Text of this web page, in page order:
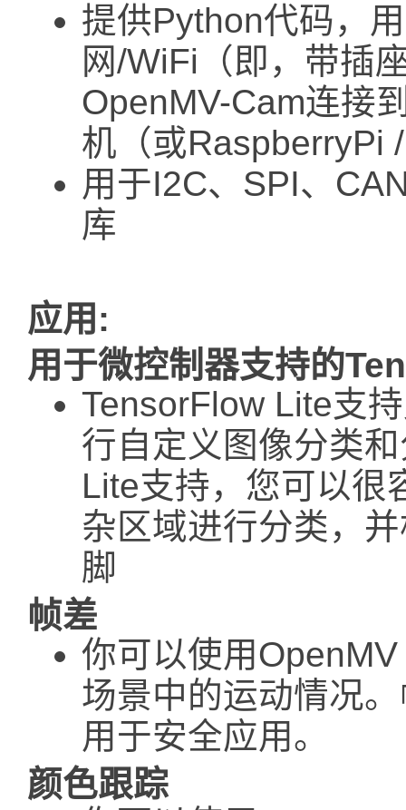
提供Python代码，
网/WiFi（即，带插
OpenMV-Cam连接
机（或RaspberryPi
用于I2C、SPI、
库
应用:
用于微控制器支持的
TensorFlow Lite支
行自定义图像分类
Lite支持，您可以很
杂区域进行分类，
脚
帧差
你可以使用
场景中的运动情况
用于安全应用。
颜色跟踪